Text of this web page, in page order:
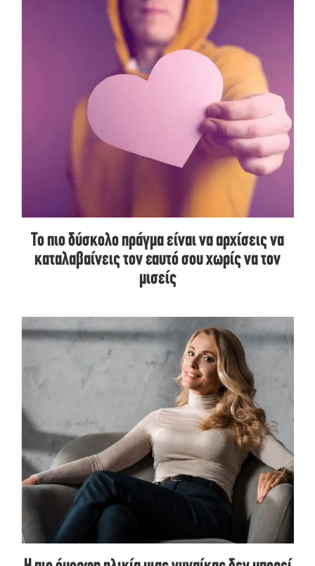
Το πιο δύσκολο πράγμα είναι να αρχίσεις να
καταλαβαίνεις τον εαυτό σου χωρίς να τον
μισείς